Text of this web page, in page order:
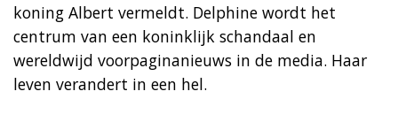
koning Albert vermeldt. Delphine wordt het
centrum van een koninklijk schandaal en
wereldwijd voorpaginanieuws in de media. Haar
leven verandert in een hel.